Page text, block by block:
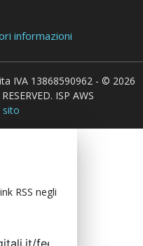
informazioni
IVA 13868590962 - © 2026
ISP AWS
sito
RSS negli